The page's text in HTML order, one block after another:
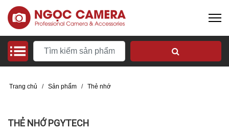
Trang chủ / Sản phẩm / Thẻ nhớ
THẺ NHỚ PGYTECH